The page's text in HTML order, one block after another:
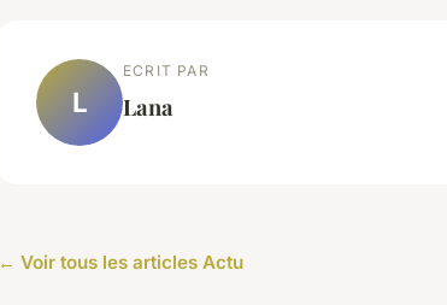
L
ECRIT PAR
Lana
← Voir tous les articles Actu